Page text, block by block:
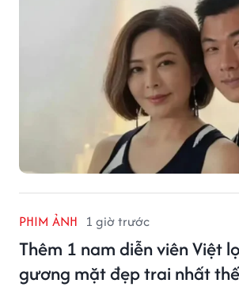
PHIM ẢNH 1 giờ trước
Thêm 1 nam diễn viên Việt
gương mặt đẹp trai nhất